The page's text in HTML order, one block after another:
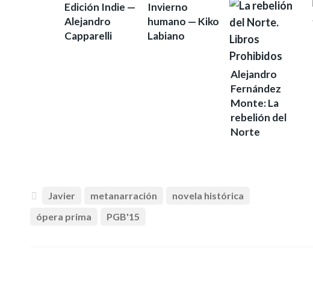
Edición Indie —
Alejandro
Capparelli
Invierno
humano — Kiko
Labiano
Alejandro
Fernández
Monte: La
rebelión del
Norte
Javier metanarración
novela histórica
ópera prima
PGB'15